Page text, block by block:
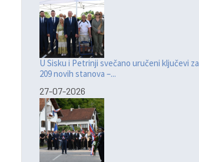
U Sisku i Petrinji svečano uručeni ključevi za
209 novih stanova –...
27-07-2026